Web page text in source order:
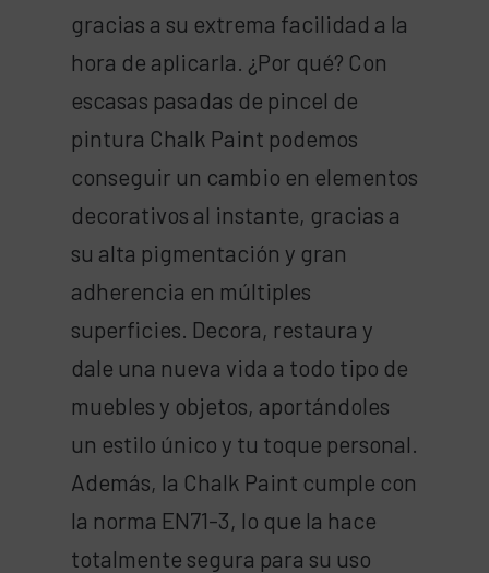
gracias a su extrema facilidad a la
hora de aplicarla. ¿Por qué? Con
escasas pasadas de pincel de
pintura Chalk Paint podemos
conseguir un cambio en elementos
decorativos al instante, gracias a
su alta pigmentación y gran
adherencia en múltiples
superficies. Decora, restaura y
dale una nueva vida a todo tipo de
muebles y objetos, aportándoles
un estilo único y tu toque personal.
Además, la Chalk Paint cumple con
la norma EN71-3, lo que la hace
totalmente segura para su uso